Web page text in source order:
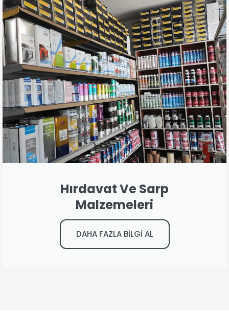
Hırdavat Ve Sarp
Malzemeleri
DAHA FAZLA BİLGİ AL